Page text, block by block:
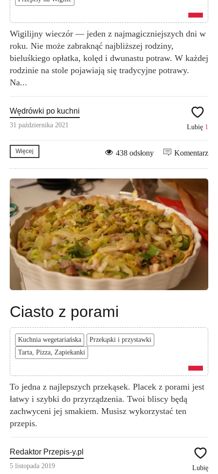
Wigilijny wieczór — jeden z najmagiczniejszych dni w
roku. Nie może zabraknąć najbliższej rodziny,
bieluśkiego opłatka, kolęd i dwunastu potraw. W każdej
rodzinie na stole pojawiają się tradycyjne potrawy.
Na...
Wędrówki po kuchni
31 października 2021 Lubię 1
Więcej Komentarz
438 odsłony
Ciasto z porami
Kuchnia wegetariańska
Przekąski i przystawki
Tarta, Pizza, Zapiekanki
To jedna z najlepszych przekąsek. Placek z porami jest
łatwy i szybki do przyrządzenia. Twoi bliscy będą
zachwyceni jej smakiem. Musisz wykorzystać ten
przepis.
Redaktor Przepis-y.pl
5 listopada 2019 Lubię